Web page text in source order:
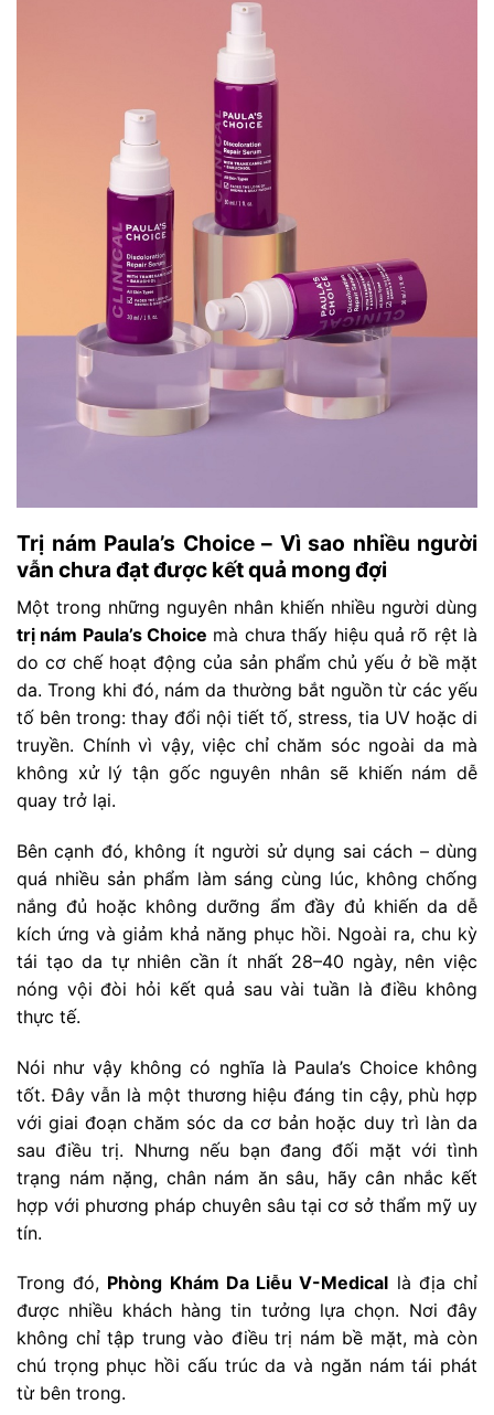
Trị nám Paula’s Choice – Vì sao nhiều người
vẫn chưa đạt được kết quả mong đợi
Một trong những nguyên nhân khiến nhiều người dùng
trị nám Paula’s Choice mà chưa thấy hiệu quả rõ rệt là
do cơ chế hoạt động của sản phẩm chủ yếu ở bề mặt
da. Trong khi đó, nám da thường bắt nguồn từ các yếu
tố bên trong: thay đổi nội tiết tố, stress, tia UV hoặc di
truyền. Chính vì vậy, việc chỉ chăm sóc ngoài da mà
không xử lý tận gốc nguyên nhân sẽ khiến nám dễ
quay trở lại.
Bên cạnh đó, không ít người sử dụng sai cách – dùng
quá nhiều sản phẩm làm sáng cùng lúc, không chống
nắng đủ hoặc không dưỡng ẩm đầy đủ khiến da dễ
kích ứng và giảm khả năng phục hồi. Ngoài ra, chu kỳ
tái tạo da tự nhiên cần ít nhất 28–40 ngày, nên việc
nóng vội đòi hỏi kết quả sau vài tuần là điều không
thực tế.
Nói như vậy không có nghĩa là Paula’s Choice không
tốt. Đây vẫn là một thương hiệu đáng tin cậy, phù hợp
với giai đoạn chăm sóc da cơ bản hoặc duy trì làn da
sau điều trị. Nhưng nếu bạn đang đối mặt với tình
trạng nám nặng, chân nám ăn sâu, hãy cân nhắc kết
hợp với phương pháp chuyên sâu tại cơ sở thẩm mỹ uy
tín.
Trong đó, Phòng Khám Da Liễu V-Medical là địa chỉ
được nhiều khách hàng tin tưởng lựa chọn. Nơi đây
không chỉ tập trung vào điều trị nám bề mặt, mà còn
chú trọng phục hồi cấu trúc da và ngăn nám tái phát
từ bên trong.